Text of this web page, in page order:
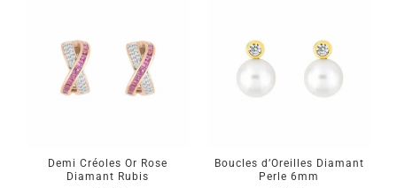
Demi Créoles Or Rose
Diamant Rubis
Boucles d’Oreilles Diamant
Perle 6mm